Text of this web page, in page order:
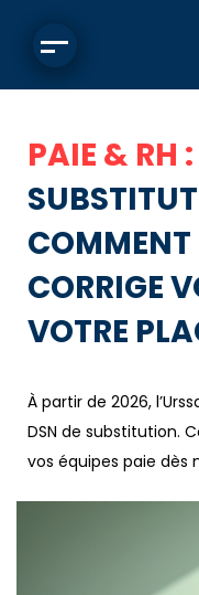
PAIE & RH :
COMMENT
CORRIGE
VOTRE
À partir de 2026,
DSN de substitution.
vos équipes paie dès